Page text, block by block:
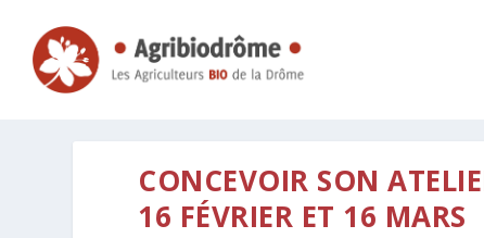
CONCEVOIR SON
16 FÉVRIER ET 16 MARS